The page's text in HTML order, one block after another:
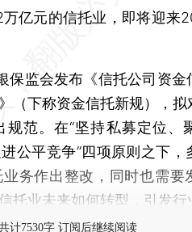
元的信托业，即将迎来
监会发布《信托公司资金
（下称资金信托新规），拟
规范。在“坚持私募定位、
公平竞争”四项原则之下，
务作出整改，同时也需要
托业未来如何转型，引发行
计7530字 订阅后继续阅读